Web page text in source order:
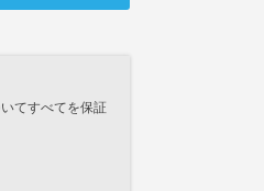
てすべてを保証